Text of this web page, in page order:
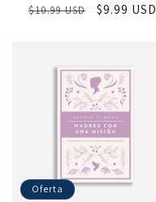
Precio
$10.99 USD
Precio
$9.99 USD
Oferta